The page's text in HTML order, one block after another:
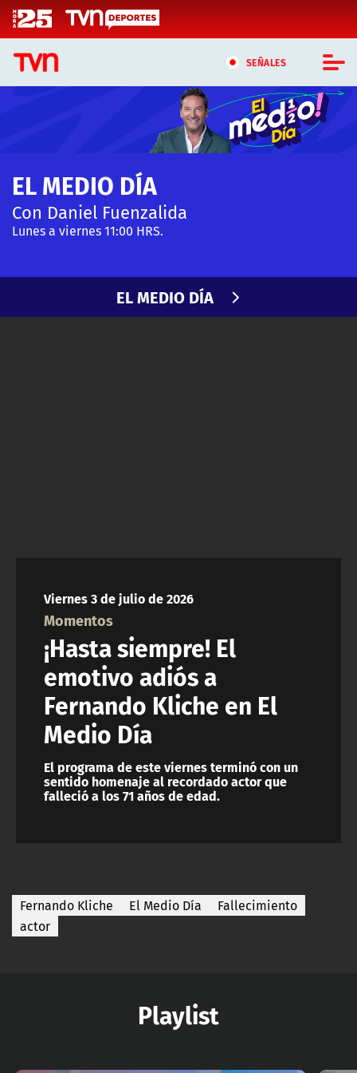
Click acá para ir directamente al contenido
SEÑALES
CASTING MASTERCHEF CHILE
CASTING TVN VERTICAL
TVN VERTICAL
TVN PLAY
EL MEDIO DÍA
Con Daniel Fuenzalida
Lunes a viernes 11:00 HRS.
EL MEDIO DÍA
Viernes 3 de julio de 2026
Momentos
¡Hasta siempre! El
emotivo adiós a
Fernando Kliche en El
Medio Día
El programa de este viernes terminó con un
sentido homenaje al recordado actor que
falleció a los 71 años de edad.
Fernando Kliche El Medio Día
Fallecimiento
actor
Playlist